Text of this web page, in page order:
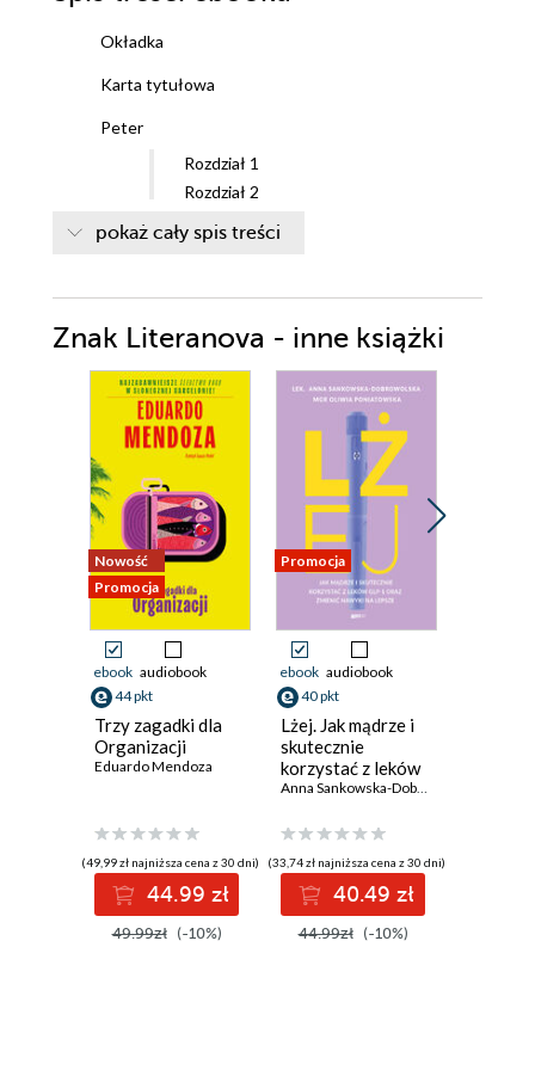
Okładka
Karta tytułowa
Peter
Rozdział 1
Rozdział 2
Rozdział 3
Rozdział 4
Rozdział 7
Eva
Rozdział 8
Rozdział 9
Peter
Rozdział 10
Rozdział 11
Rozdział 12
Eva
Rozdział 13
Rozdział 14
Peter
Rozdział 16
Eva
Rozdział 19
Rozdział 20
pokaż cały spis treści
Znak Literanova - inne książki
Nowość
Promocja
ebook audiobook
44 pkt
Trzy zagadki dla
Organizacji
Eduardo Mendoza
(49,99 zł najniższa cena z 30 dni)
44.99 zł
49.99zł (-10%)
Promocja
ebook audiobook
40 pkt
Lżej. Jak mądrze i
skutecznie
korzystać z leków
GLP-1 oraz
lepsze
(33,74 zł najniższa cena z 30 dni)
40.49 zł
44.99zł (-10%)